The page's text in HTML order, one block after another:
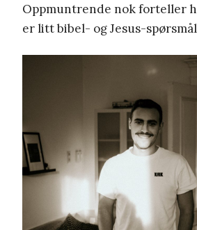
Oppmuntrende nok forteller
er litt bibel- og Jesus-spørsmål